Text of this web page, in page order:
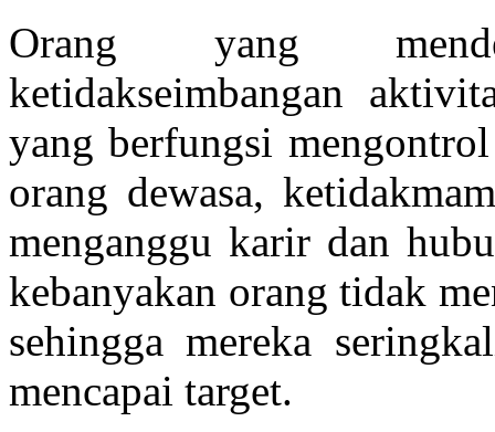
Orang yang
ketidakseimbangan
yang berfungsi
orang dewasa,
menganggu karir dan
kebanyakan orang tidak
sehingga mereka
mencapai target.